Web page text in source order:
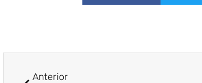
Anterior